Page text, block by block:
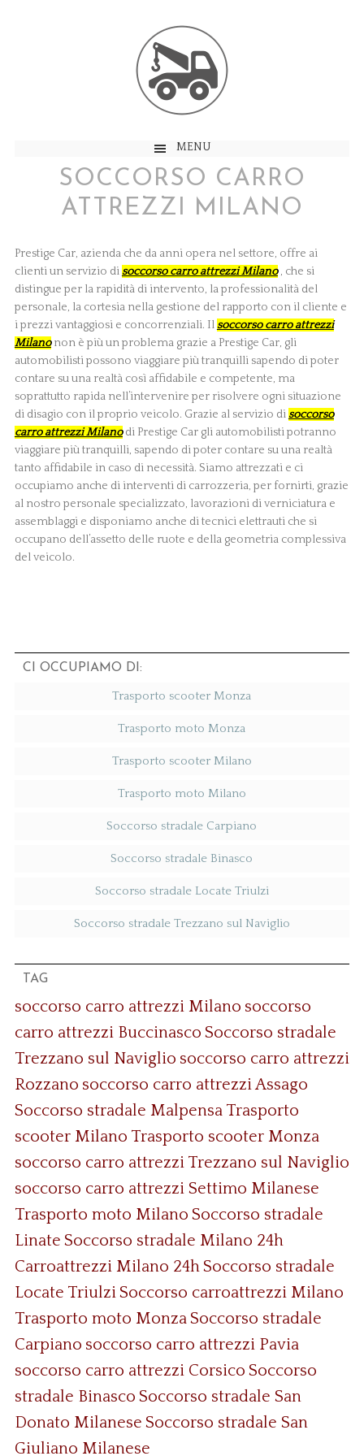
MENU
SOCCORSO CARRO
ATTREZZI MILANO
Prestige Car, azienda che da anni opera nel settore, offre ai
clienti un servizio di soccorso carro attrezzi Milano, che si
distingue per la rapidità di intervento, la professionalità del
personale, la cortesia nella gestione del rapporto con il cliente e
i prezzi vantaggiosi e concorrenziali. Il soccorso carro attrezzi
Milanonon è più un problema grazie a Prestige Car, gli
automobilisti possono viaggiare più tranquilli sapendo di poter
contare su una realtà così affidabile e competente, ma
soprattutto rapida nell’intervenire per risolvere ogni situazione
di disagio con il proprio veicolo. Grazie al servizio di soccorso
carro attrezzi Milanodi Prestige Car gli automobilisti potranno
viaggiare più tranquilli, sapendo di poter contare su una realtà
tanto affidabile in caso di necessità. Siamo attrezzati e ci
occupiamo anche di interventi di carrozzeria, per fornirti, grazie
al nostro personale specializzato, lavorazioni di verniciatura e
assemblaggi e disponiamo anche di tecnici elettrauti che si
occupano dell’assetto delle ruote e della geometria complessiva
del veicolo.
CI OCCUPIAMO DI:
Trasporto scooter Monza
Trasporto moto Monza
Trasporto scooter Milano
Trasporto moto Milano
Soccorso stradale Carpiano
Soccorso stradale Binasco
Soccorso stradale Locate Triulzi
Soccorso stradale Trezzano sul Naviglio
TAG
soccorso carro attrezzi Milano soccorso
carro attrezzi Buccinasco Soccorso stradale
Trezzano sul Naviglio soccorso carro attrezzi
Rozzano soccorso carro attrezzi Assago
Soccorso stradale Malpensa Trasporto
scooter Milano Trasporto scooter Monza
soccorso carro attrezzi Trezzano sul Naviglio
soccorso carro attrezzi Settimo Milanese
Trasporto moto Milano Soccorso stradale
Linate Soccorso stradale Milano 24h
Carroattrezzi Milano 24hSoccorso stradale
Locate TriulziSoccorso carroattrezzi Milano
Trasporto moto MonzaSoccorso stradale
Carpiano soccorso carro attrezzi Pavia
soccorso carro attrezzi Corsico Soccorso
stradale Binasco Soccorso stradale San
Donato Milanese Soccorso stradale San
Giuliano Milanese